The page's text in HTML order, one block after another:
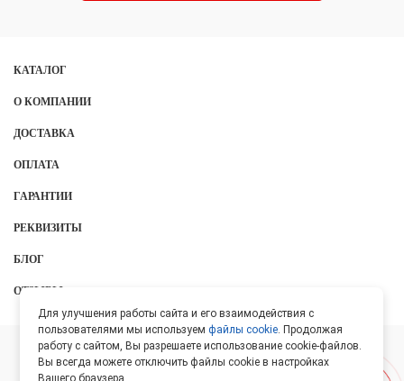
КАТАЛОГ
О КОМПАНИИ
ДОСТАВКА
ОПЛАТА
ГАРАНТИИ
РЕКВИЗИТЫ
БЛОГ
ОТЗЫВЫ
ООО «Протон», 2026
Для улучшения работы сайта и его взаимодействия с
пользователями мы используемфайлы cookie. Продолжая
работу с сайтом, Вы разрешаете использование cookie-файлов.
Вы всегда можете отключить файлы cookie в настройках
Вашего браузера.